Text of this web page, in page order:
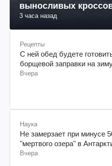
выносливых
3 часа назад
Рецепты
С ней обед будете
борщевой заправки на
Вчера
Наука
Не замерзает при минусе
"мертвого озера" в
Вчера